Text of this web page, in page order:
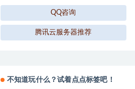
QQ咨询
腾讯云服务器推荐
不知道玩什么？试着点点标签吧！